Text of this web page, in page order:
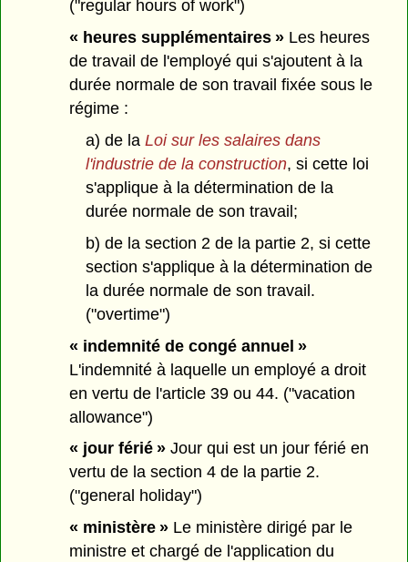
("regular hours of work")
« heures supplémentaires » Les heures
de travail de l'employé qui s'ajoutent à la
durée normale de son travail fixée sous le
régime :
a) de la Loi sur les salaires dans
l'industrie de la construction, si cette loi
s'applique à la détermination de la
durée normale de son travail;
b) de la section 2 de la partie 2, si cette
section s'applique à la détermination de
la durée normale de son travail.
("overtime")
« indemnité de congé annuel »
L'indemnité à laquelle un employé a droit
en vertu de l'article 39 ou 44. ("vacation
allowance")
« jour férié » Jour qui est un jour férié en
vertu de la section 4 de la partie 2.
("general holiday")
« ministère » Le ministère dirigé par le
ministre et chargé de l'application du